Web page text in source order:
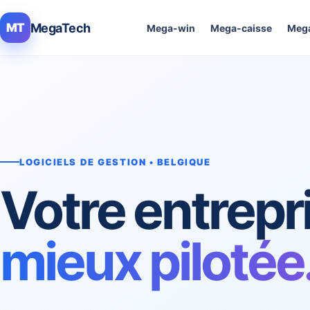
MT MegaTech Mega-win Mega-caisse
LOGICIELS DE GESTION • BELGIQUE
Votre
mieux